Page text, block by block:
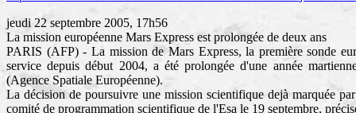
jeudi 22 septembre 2005, 17h56
La mission européenne Mars Express est prolongée de deux ans
PARIS (AFP) - La mission de Mars Express, la première sonde
service depuis début 2004, a été prolongée d'une année
(Agence Spatiale Européenne).
La décision de poursuivre une mission scientifique dejà marquée
comité de programmation scientifique de l'Esa le 19 septembre,